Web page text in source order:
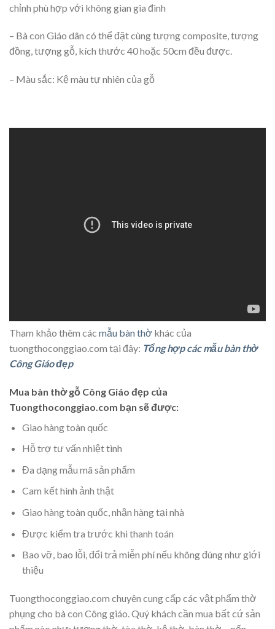
chỉnh phù hợp với không gian gia đình
– Bà con Giáo dân có thể đặt cùng tượng composite, tượng
đồng, tượng gỗ, kích thước 40 hoặc 50cm đều được.
– Màu sắc: Kệ màu tự nhiên của gỗ
Tham khảo thêm các mẫu bàn thờ khác của
tuongthoconggiao.com tại đây: Tổng hợp các mẫu bàn thờ
Công Giáo đẹp
Mua bàn thờ gỗ Công Giáo đẹp của
Tuongthoconggiao.com bạn sẽ được:
Giao hàng toàn quốc
Hỗ trợ tư vấn nhiệt tình
Đa dạng mẫu mã sản phẩm
Cam kết hình ảnh thật
Giao hàng toàn quốc, nhận hàng tại nhà
Được kiểm tra trước khi thanh toán
Bao vỡ, bao lỗi, đổi trả miễn phí nếu không đúng như giới
thiệu
Tuongthoconggiao.com chuyên cung cấp các vật phẩm thờ
phụng cho bà con Công giáo. Quý khách cần mua bất cứ sản